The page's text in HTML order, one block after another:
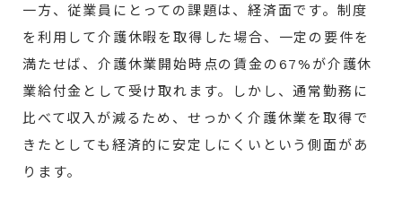
一方、従業員にとっての課題は、経済面です。制度
を利用して介護休暇を取得した場合、一定の要件を
満たせば、介護休業開始時点の賃金の67%が介護休
業給付金として受け取れます。しかし、通常勤務に
比べて収入が減るため、せっかく介護休業を取得で
きたとしても経済的に安定しにくいという側面があ
ります。